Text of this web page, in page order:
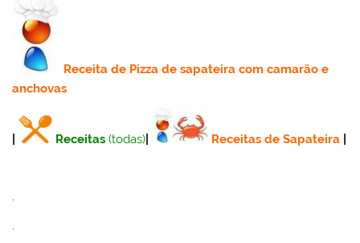
Receitade Pizza de sapateira com camarão e
anchovas
Receitas (todas) Receitas de Sapateira
.